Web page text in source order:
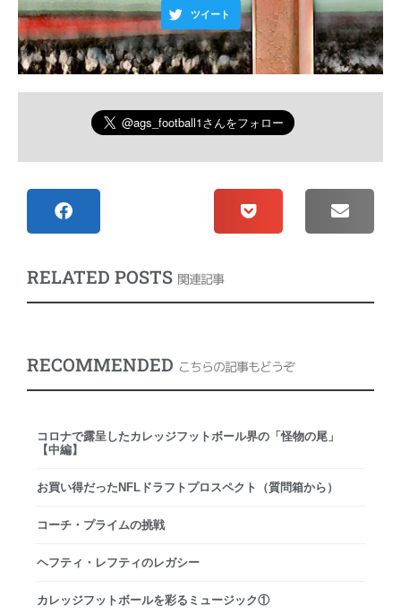
ツイート
RELATED POSTS 関連記事
RECOMMENDED こちらの記事もどうぞ
コロナで露呈したカレッジフットボール界の「怪物の尾」
【中編】
お買い得だったNFLドラフトプロスペクト（質問箱から）
コーチ・プライムの挑戦
ヘフティ・レフティのレガシー
カレッジフットボールを彩るミュージック①